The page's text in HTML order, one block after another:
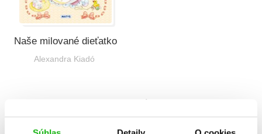
Naše milované dieťatko
Alexandra Kiadó
1